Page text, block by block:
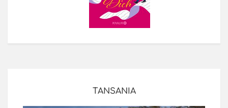
TANSANIA